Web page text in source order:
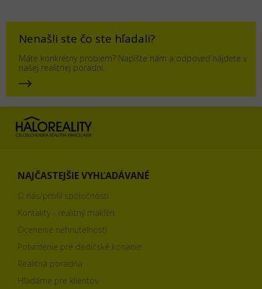
Nenašli ste čo ste hľadali?
Máte konkrétny problém? Napíšte nám a odpoveď nájdete v
našej realitnej poradni.
NAJČASTEJŠIE VYHĽADÁVANÉ
O nás/profil spoločnosti
Kontakty - realitný makléri
Ocenenie nehnuteľnosti
Potvrdenie pre dedičské konanie
Realitná poradňa
Hľadáme pre klientov